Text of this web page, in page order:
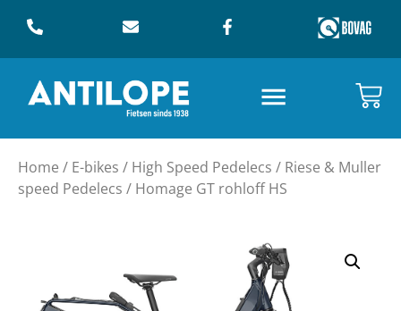
Home / E-bikes / High Speed Pedelecs / Riese & Muller
speed Pedelecs / Homage GT rohloff HS